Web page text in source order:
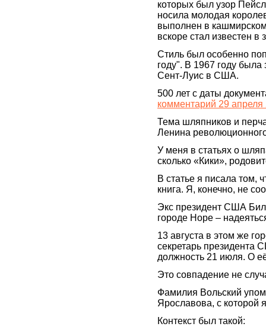
которых был узор
носила молодая
выполнен в
вскоре стал известен
Стиль был особенно
году". В 1967 году
Сент-Луис в США.
500 лет с даты
комментарий 29 апреля
Тема шляпников и
Ленина
У меня в статьях о
сколько «Кики»,
В статье я писала том,
книга. Я, конечно, не
Экс президент США
городе Hopе –
13 августа в этом же
секретарь президента
должность 21 июля. О
Это совпадение не
Фамилия Вольский
Ярославова, с которой
Контекст был такой: